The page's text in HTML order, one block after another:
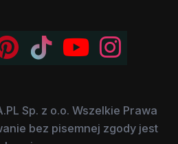
Sp. z o.o. Wszelkie Prawa
bez pisemnej zgody jest